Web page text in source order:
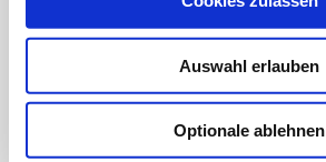
Auswahl erlauben
Optionale ablehnen
ngeoog.de
gemeinde.la
ngeoog.de
Anstehend